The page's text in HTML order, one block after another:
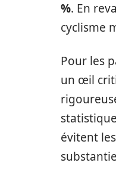
%. En
cyclisme
Pour les
un œil
évitent